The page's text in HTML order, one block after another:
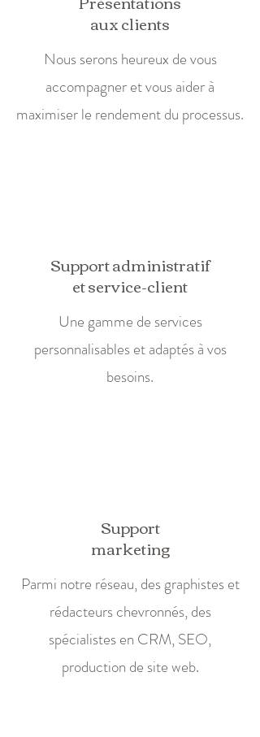
aux clients
Nous serons heureux de vous
accompagner et vous aider à
maximiser le rendement du processus.
Support administratif
et service-client
Une gamme de services
personnalisables et adaptés à vos
besoins.
Support
marketing
Parmi notre réseau, des graphistes et
rédacteurs chevronnés, des
spécialistes en CRM, SEO,
production de site web.